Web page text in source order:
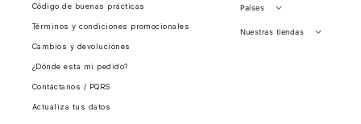
Código de buenas prácticas
Términos y condiciones promocionales
Cambios y devoluciones
¿Dónde esta mi pedido?
Contáctanos / PQRS
Actualiza tus datos
Países
Perú
Nuestras tiendas